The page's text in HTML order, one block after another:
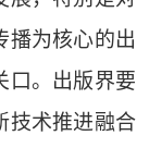
播为核心的出
口。出版界要
技术推进融合